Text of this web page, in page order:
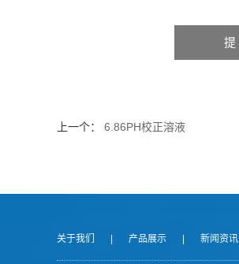
上一个： 6.86PH校正溶液
关于我们 | 产品展示 | 新闻资讯